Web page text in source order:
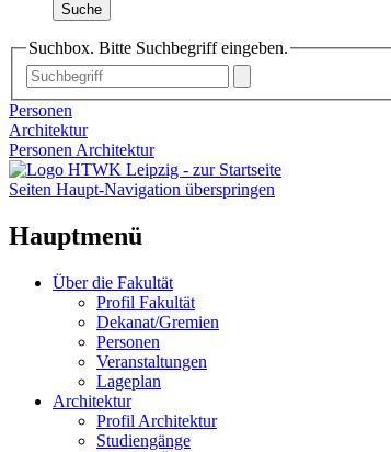
Suche
Suchbox. Bitte Suchbegriff eingeben.
Personen
Architektur
Personen Architektur
Seiten Haupt-Navigation überspringen
Hauptmenü
Über die Fakultät
Profil Fakultät
Dekanat/Gremien
Personen
Veranstaltungen
Lageplan
Architektur
Profil Architektur
Studiengänge